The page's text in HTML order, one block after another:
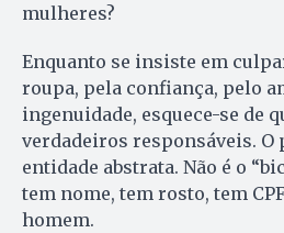
mulheres?
Enquanto se insiste em
roupa, pela confiança, pelo
ingenuidade, esquece-se de
verdadeiros responsáveis. O
entidade abstrata. Não é o
tem nome, tem rosto, tem
homem.